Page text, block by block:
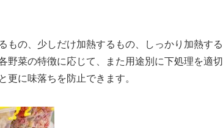
もの、少しだけ加熱するもの、しっかり加熱す
野菜の特徴に応じて、また用途別に下処理を適
更に味落ちを防止できます。